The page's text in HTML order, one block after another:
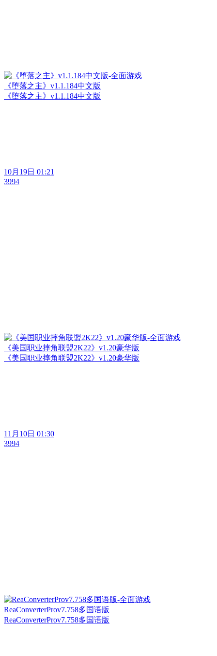
《堕落之主》v1.1.184中文版
《堕落之主》v1.1.184中文版
10月19日 01:21
3994
《美国职业摔角联盟2K22》v1.20豪华版
《美国职业摔角联盟2K22》v1.20豪华版
11月10日 01:30
3994
ReaConverterProv7.758多国语版
ReaConverterProv7.758多国语版